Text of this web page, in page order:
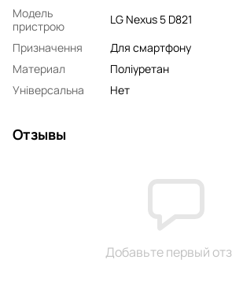
Модель
пристрою
LG Nexus 5 D821
Призначення
Для смартфону
Материал
Поліуретан
Універсальна
Нет
Отзывы
Добавьте первый